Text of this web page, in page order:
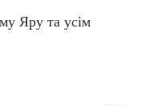
Яру та усім